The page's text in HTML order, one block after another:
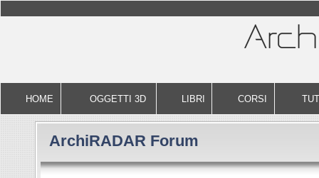
HOME OGGETTI 3D LIBRI CORSI
ArchiRADAR Forum